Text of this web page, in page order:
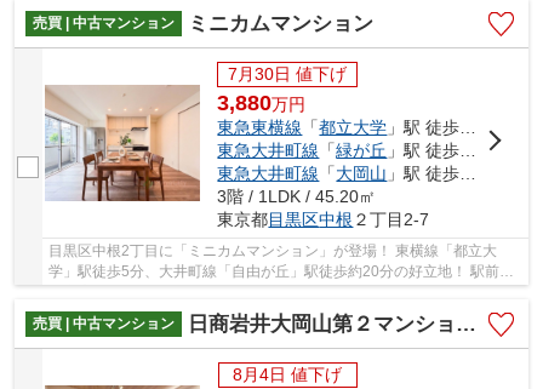
売買 | 中古マンション
ミニカムマンション
7月30日 値下げ
3,880万円
東急東横線 「都立大学 」駅 徒歩5分
東急大井町線 「緑が丘 」駅 徒歩13分
東急大井町線 「大岡山 」駅 徒歩17分
3階 / 1LDK / 45.20㎡
東京都目黒区中根 ２丁目2-7
目黒区中根2丁目に「ミニカムマンション」が登場！ 東横線「都立大
学」駅徒歩5分、大井町線「自由が丘」駅徒歩約20分の好立地！ 駅前に
売買 | 中古マンション
日商岩井大岡山第２マンション Ｂ棟
8月4日 値下げ